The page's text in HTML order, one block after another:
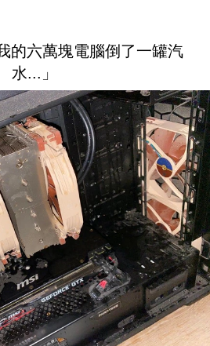
的六萬塊電腦倒了一罐汽
水...」